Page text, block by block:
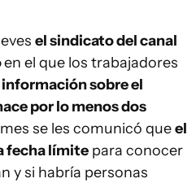
el sindicato del canal
en el que los trabajadores
sobre el
por lo menos dos
se les comunicó queel
fecha límite para conocer
y si habría personas